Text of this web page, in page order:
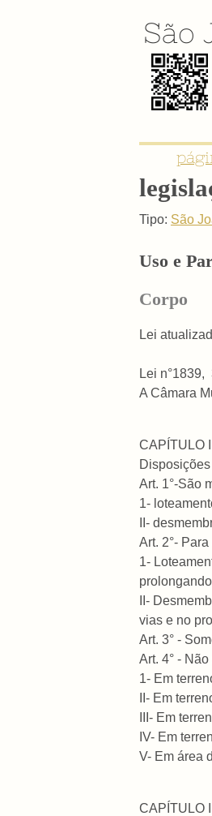
São
Tipo: São
Uso e
Corpo
Lei
Lei n°1839,
A Câmara
CAPÍTULO I
Art. 1°-São
1-
II-
Art. 2°-
1-
II-
vias e no
Art. 3° -
Art. 4° -
1- Em
II- Em
III- Em
IV- Em
V- Em área
CAPÍTULO II